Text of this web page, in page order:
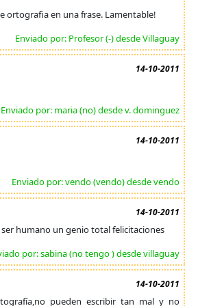
ortografia en una frase. Lamentable!
Enviado por: Profesor (-) desde Villaguay
14-10-2011
Enviado por: maria (no) desde v. dominguez
14-10-2011
Enviado por: vendo (vendo) desde vendo
14-10-2011
humano un genio total felicitaciones
por: sabina (no tengo ) desde villaguay
14-10-2011
pueden escribir tan mal y no